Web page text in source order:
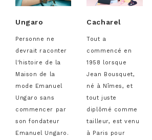
Ungaro
Personne ne
devrait raconter
l'histoire de la
Maison de la
mode Emanuel
Ungaro sans
commencer par
son fondateur
Emanuel Ungaro.
Cacharel
Tout a
commencé en
1958 lorsque
Jean Bousquet,
né à Nîmes, et
tout juste
diplômé comme
tailleur, est venu
à Paris pour